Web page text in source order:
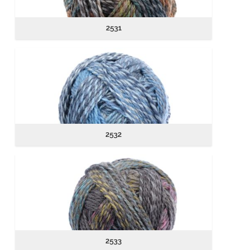
2531
2532
2533